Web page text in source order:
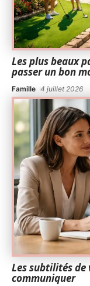
Les plus beaux
passer un bon
Famille 4 juillet 2026
Les subtilités de
communiquer